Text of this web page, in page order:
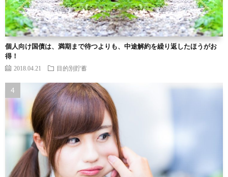
個人向け国債は、満期まで待つよりも、中途解約を繰り返したほうがお
得！
2018.04.21 目的別貯蓄